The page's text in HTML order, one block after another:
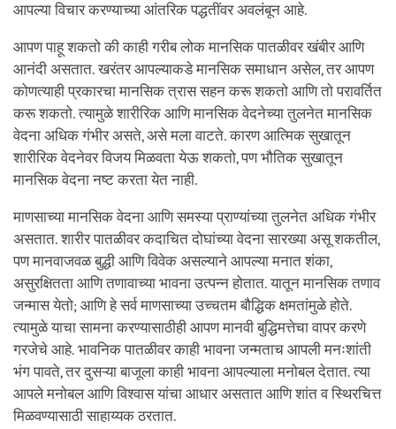
आपल्या विचार करण्याच्या आंतरिक पद्धतींवर अवलंबून आहे.
आपण पाहू शकतो की काही गरीब लोक मानसिक पातळीवर खंबीर आणि
आनंदी असतात. खरंतर आपल्याकडे मानसिक समाधान असेल, तर आपण
कोणत्याही प्रकारचा मानसिक त्रास सहन करू शकतो आणि तो परावर्तित
करू शकतो. त्यामुळे शारीरिक आणि मानसिक वेदनेच्या तुलनेत मानसिक
वेदना अधिक गंभीर असते, असे मला वाटते. कारण आत्मिक सुखातून
शारीरिक वेदनेवर विजय मिळवता येऊ शकतो, पण भौतिक सुखातून
मानसिक वेदना नष्ट करता येत नाही.
माणसाच्या मानसिक वेदना आणि समस्या प्राण्यांच्या तुलनेत अधिक गंभीर
असतात. शारीर पातळीवर कदाचित दोघांच्या वेदना सारख्या असू शकतील,
पण मानवाजवळ बुद्धी आणि विवेक असल्याने आपल्या मनात शंका,
असुरक्षितता आणि तणावाच्या भावना उत्पन्न होतात. यातून मानसिक तणाव
जन्मास येतो; आणि हे सर्व माणसाच्या उच्चतम बौद्धिक क्षमतांमुळे होते.
त्यामुळे याचा सामना करण्यासाठीही आपण मानवी बुद्धिमत्तेचा वापर करणे
गरजेचे आहे. भावनिक पातळीवर काही भावना जन्मताच आपली मनःशांती
भंग पावते, तर दुसऱ्या बाजूला काही भावना आपल्याला मनोबल देतात. त्या
आपले मनोबल आणि विश्वास यांचा आधार असतात आणि शांत व स्थिरचित्त
मिळवण्यासाठी साहाय्यक ठरतात.